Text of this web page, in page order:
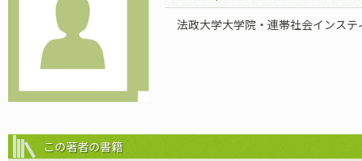
法政大学大学院・連帯社会インス
この著者の書籍